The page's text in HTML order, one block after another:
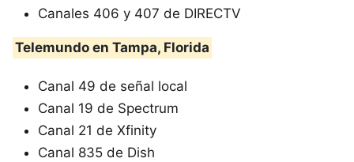
Canales 406 y 407 de DIRECTV
Telemundo en Tampa, Florida
Canal 49 de señal local
Canal 19 de Spectrum
Canal 21 de Xfinity
Canal 835 de Dish